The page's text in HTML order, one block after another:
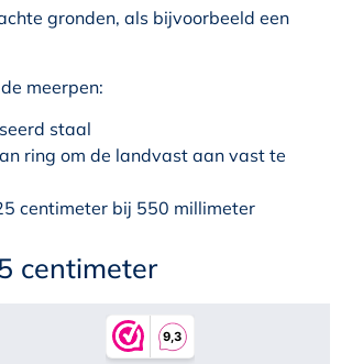
gronden, als bijvoorbeeld een
meerpen:
staal
ring om de landvast aan vast te
centimeter bij 550 millimeter
centimeter